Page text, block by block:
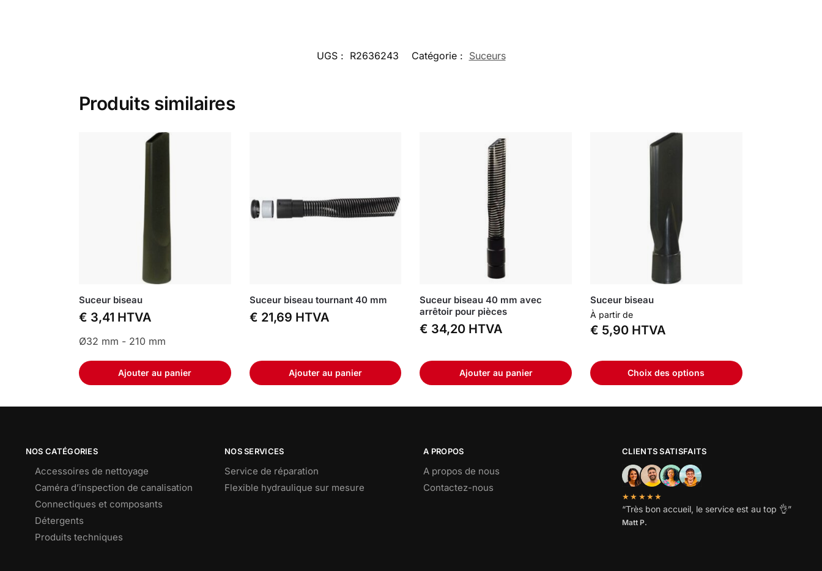
UGS : R2636243 Catégorie : Suceurs
Produits similaires
Suceur biseau
€ 3,41 HTVA
Ajouter au panier
Ø32 mm - 210 mm
Suceur biseau tournant 40 mm
€ 21,69 HTVA
Ajouter au panier
Suceur biseau 40 mm avec
arrêtoir pour pièces
€ 34,20 HTVA
Ajouter au panier
Suceur biseau
À partir de
€ 5,90 HTVA
Choix des options
NOS CATÉGORIES
Accessoires de nettoyage
Caméra d’inspection de canalisation
Connectiques et composants
Détergents
Produits techniques
NOS SERVICES
Service de réparation
Flexible hydraulique sur mesure
A PROPOS
A propos de nous
Contactez-nous
CLIENTS SATISFAITS
★★★★★
“Très bon accueil, le service est au top 👌”
Matt P.